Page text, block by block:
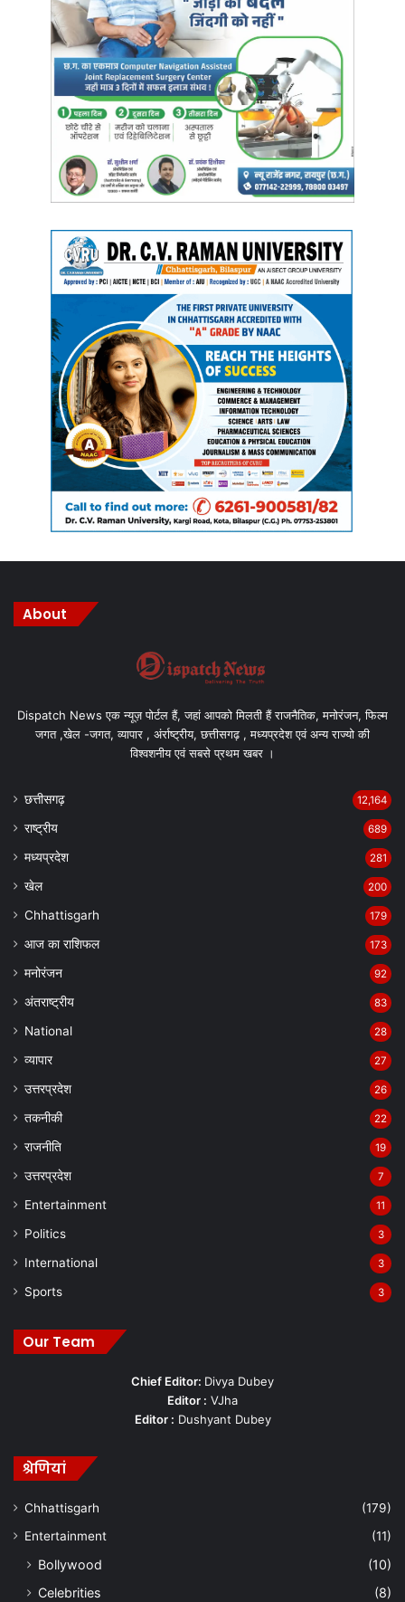
About
Dispatch News एक न्यूज़ पोर्टल हैं, जहां आपको मिलती हैं राजनैतिक, मनोरंजन, फिल्म
जगत ,खेल -जगत, व्यापार , अंर्राष्ट्रीय, छत्तीसगढ़ , मध्यप्रदेश एवं अन्य राज्यो की
विश्वशनीय एवं सबसे प्रथम खबर ।
छत्तीसगढ़ 12,164
राष्ट्रीय 689
मध्यप्रदेश 281
खेल 200
Chhattisgarh 179
आज का राशिफल 173
मनोरंजन 92
अंतराष्ट्रीय 83
National 28
व्यापार 27
उत्तरप्रदेश 26
तकनीकी 22
राजनीति 19
उत्तरप्रदेश 7
Entertainment 11
Politics 3
International 3
Sports 3
Our Team
Chief Editor: Divya Dubey
Editor : VJha
Editor : Dushyant Dubey
श्रेणियां
Chhattisgarh
(179)
Entertainment
(11)
Bollywood
(10)
Celebrities
(8)